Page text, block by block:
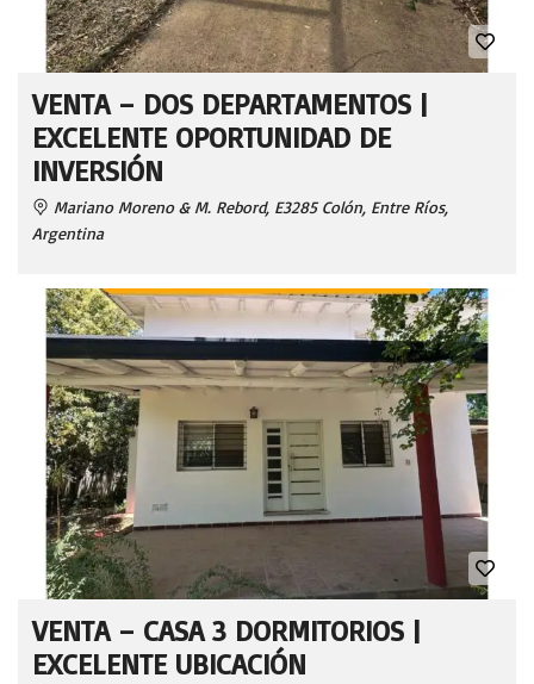
VENTA – DOS DEPARTAMENTOS |
EXCELENTE OPORTUNIDAD DE
INVERSIÓN
Mariano Moreno & M. Rebord, E3285 Colón, Entre Ríos,
Argentina
VENTA – CASA 3 DORMITORIOS |
EXCELENTE UBICACIÓN